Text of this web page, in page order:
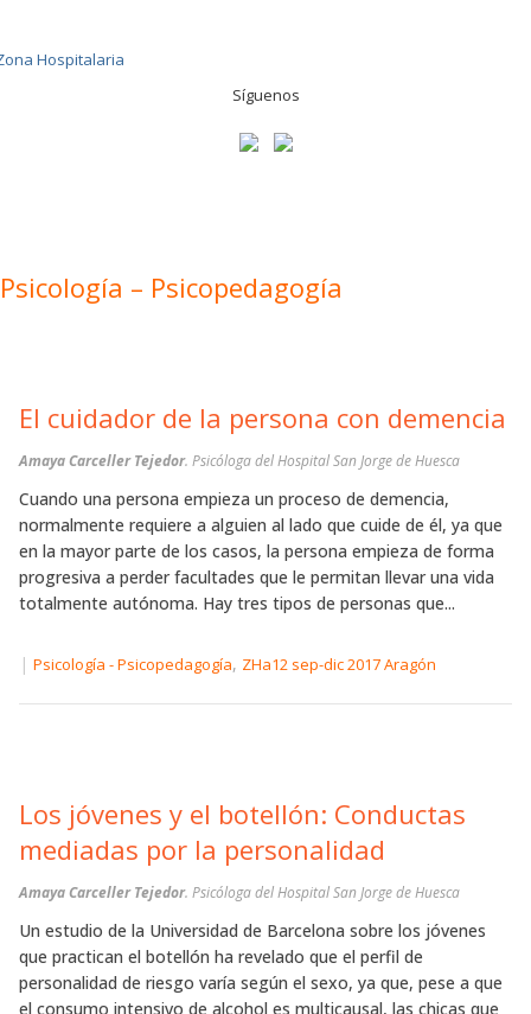
Síguenos
Psicología – Psicopedagogía
El cuidador de la persona con demencia
Amaya Carceller Tejedor. Psicóloga del Hospital San Jorge de Huesca
Cuando una persona empieza un proceso de demencia,
normalmente requiere a alguien al lado que cuide de él, ya que
en la mayor parte de los casos, la persona empieza de forma
progresiva a perder facultades que le permitan llevar una vida
totalmente autónoma. Hay tres tipos de personas que...
| Psicología - Psicopedagogía, ZHa12 sep-dic 2017 Aragón
Los jóvenes y el botellón: Conductas
mediadas por la personalidad
Amaya Carceller Tejedor. Psicóloga del Hospital San Jorge de Huesca
Un estudio de la Universidad de Barcelona sobre los jóvenes
que practican el botellón ha revelado que el perfil de
personalidad de riesgo varía según el sexo, ya que, pese a que
el consumo intensivo de alcohol es multicausal, las chicas que